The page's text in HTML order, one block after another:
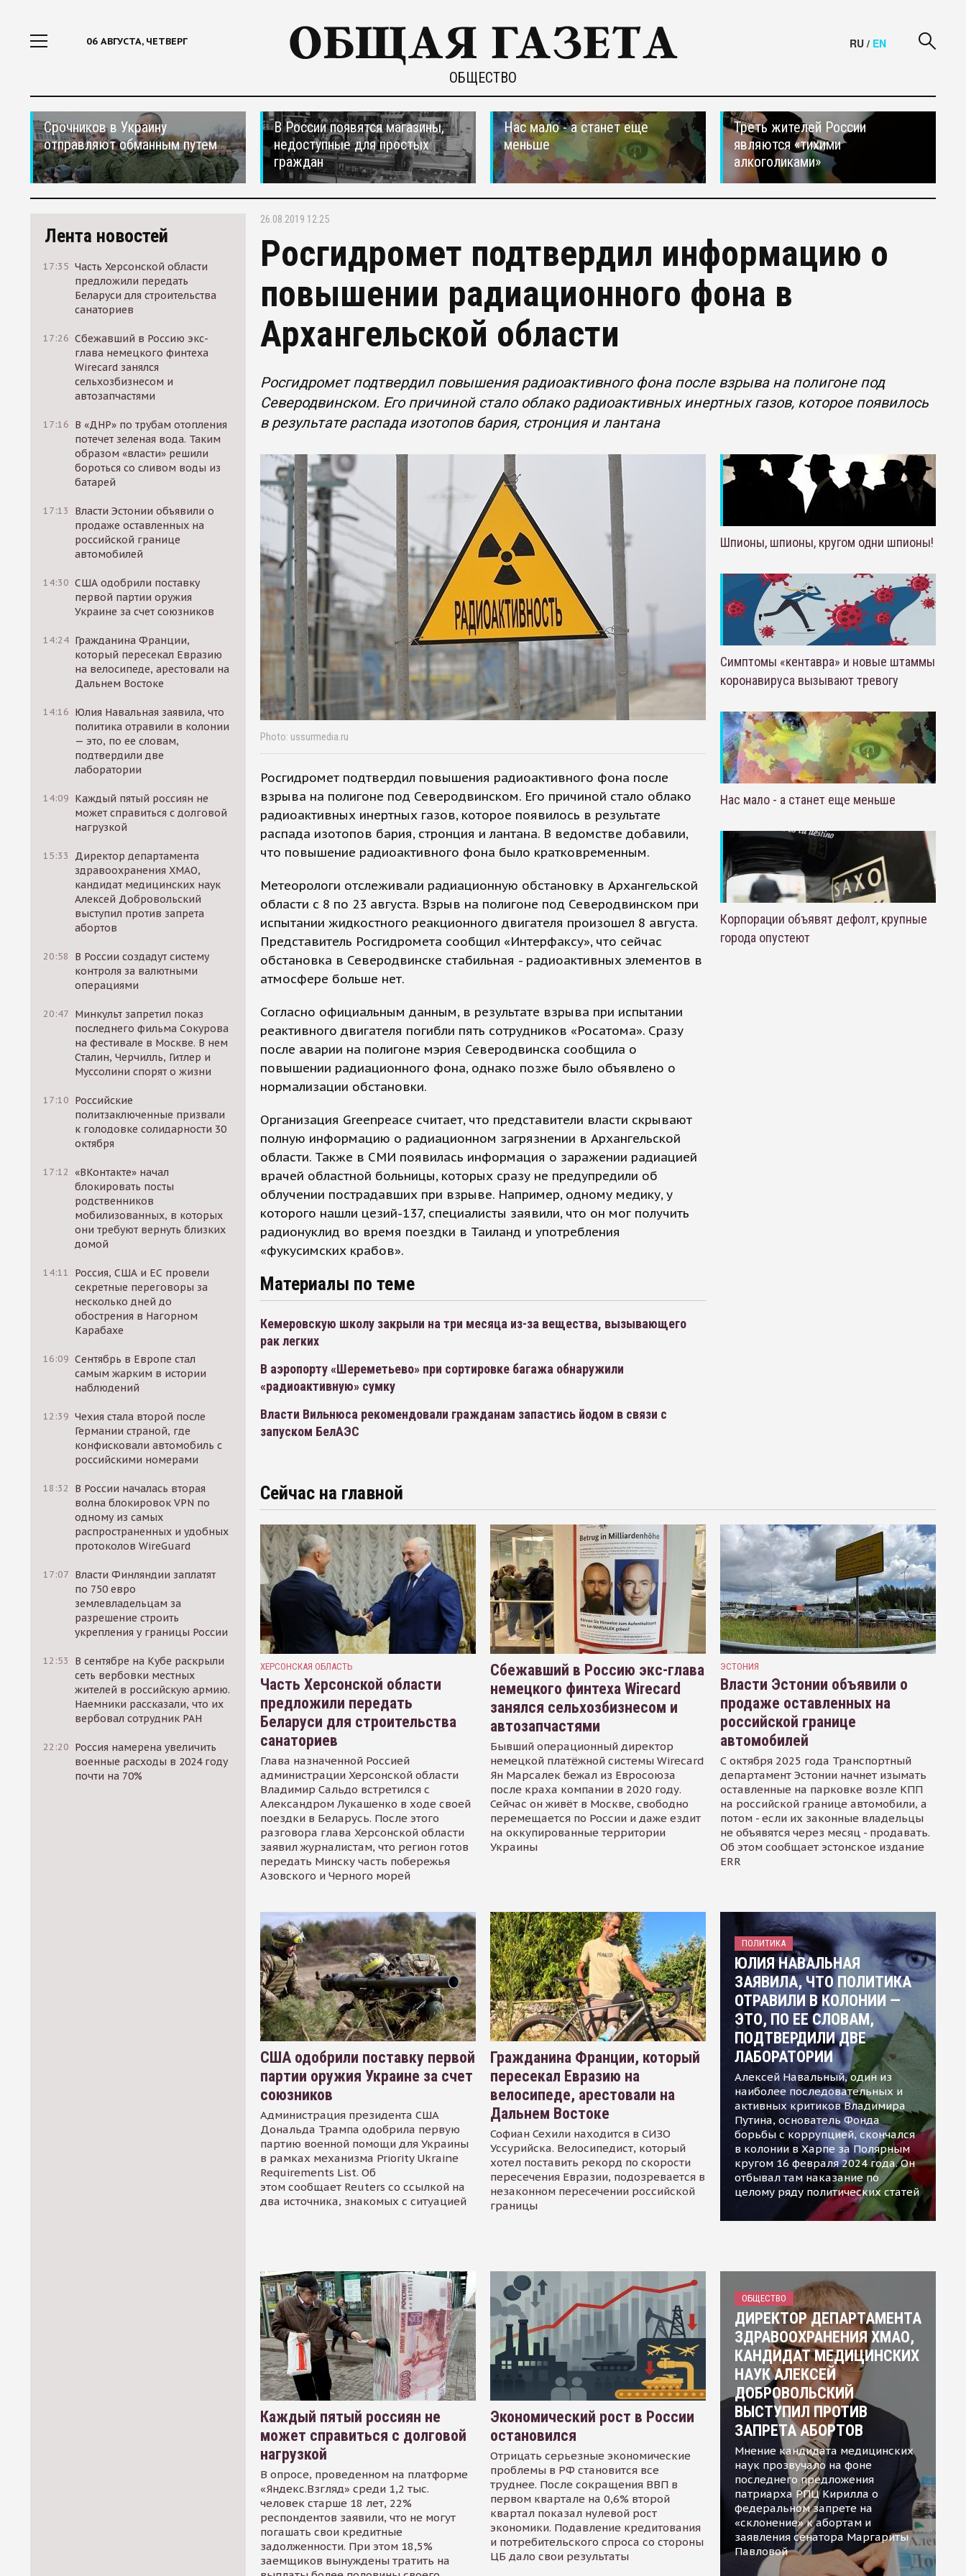
06 АВГУСТА, ЧЕТВЕРГ
ОБЩЕСТВО
RU / EN
Срочников в Украину
отправляют обманным путем
В России появятся магазины,
недоступные для простых
граждан
Нас мало - а станет еще
меньше
Треть жителей России
являются «тихими
алкоголиками»
Лента новостей
17:35 Часть Херсонской области
предложили передать
Беларуси для строительства
санаториев
17:26 Сбежавший в Россию экс-
глава немецкого финтеха
Wirecard занялся
сельхозбизнесом и
автозапчастями
17:16 В «ДНР» по трубам отопления
потечет зеленая вода. Таким
образом «власти» решили
бороться со сливом воды из
батарей
17:13
Власти Эстонии объявили о
продаже оставленных на
российской границе
автомобилей
14:30 США одобрили поставку
первой партии оружия
Украине за счет союзников
14:24 Гражданина Франции,
который пересекал Евразию
на велосипеде, арестовали на
Дальнем Востоке
14:16 Юлия Навальная заявила, что
политика отравили в колонии
— это, по ее словам,
подтвердили две
лаборатории
14:09 Каждый пятый россиян не
может справиться с долговой
нагрузкой
15:33
Директор департамента
здравоохранения ХМАО,
кандидат медицинских наук
Алексей Добровольский
выступил против запрета
абортов
20:58
В России создадут систему
контроля за валютными
операциями
20:47 Минкульт запретил показ
последнего фильма Сокурова
на фестивале в Москве. В нем
Сталин, Черчилль, Гитлер и
Муссолини спорят о жизни
17:10 Российские
политзаключенные призвали
к голодовке солидарности 30
октября
17:12 «ВКонтакте» начал
блокировать посты
родственников
мобилизованных, в которых
они требуют вернуть близких
домой
14:11
Россия, США и ЕС провели
секретные переговоры за
несколько дней до
обострения в Нагорном
Карабахе
16:09 Сентябрь в Европе стал
самым жарким в истории
наблюдений
12:39 Чехия стала второй после
Германии страной, где
конфисковали автомобиль с
российскими номерами
18:32
В России началась вторая
волна блокировок VPN по
одному из самых
распространенных и удобных
протоколов WireGuard
17:07 Власти Финляндии заплатят
по 750 евро
землевладельцам за
разрешение строить
укрепления у границы России
12:53
В сентябре на Кубе раскрыли
сеть вербовки местных
жителей в российскую армию.
Наемники рассказали, что их
вербовал сотрудник РАН
22:20 Россия намерена увеличить
военные расходы в 2024 году
почти на 70%
26.08.2019 12:25
Росгидромет подтвердил информацию о
повышении радиационного фона в
Архангельской области
Росгидромет подтвердил повышения радиоактивного фона после взрыва на полигоне под
Северодвинском. Его причиной стало облако радиоактивных инертных газов, которое появилось
в результате распада изотопов бария, стронция и лантана
Photo: ussurmedia.ru
Росгидромет подтвердил повышения радиоактивного фона после
взрыва на полигоне под Северодвинском. Его причиной стало облако
радиоактивных инертных газов, которое появилось в результате
распада изотопов бария, стронция и лантана. В ведомстве добавили,
что повышение радиоактивного фона было кратковременным.
Метеорологи отслеживали радиационную обстановку в Архангельской
области с 8 по 23 августа. Взрыв на полигоне под Северодвинском при
испытании жидкостного реакционного двигателя произошел 8 августа.
Представитель Росгидромета сообщил «Интерфаксу», что сейчас
обстановка в Северодвинске стабильная - радиоактивных элементов в
атмосфере больше нет.
Согласно официальным данным, в результате взрыва при испытании
реактивного двигателя погибли пять сотрудников «Росатома». Сразу
после аварии на полигоне мэрия Северодвинска сообщила о
повышении радиационного фона, однако позже было объявлено о
нормализации обстановки.
Организация Greenpeace считает, что представители власти скрывают
полную информацию о радиационном загрязнении в Архангельской
области. Также в СМИ появилась информация о заражении радиацией
врачей областной больницы, которых сразу не предупредили об
облучении пострадавших при взрыве. Например, одному медику, у
которого нашли цезий-137, специалисты заявили, что он мог получить
радионуклид во время поездки в Таиланд и употребления
«фукусимских крабов».
Материалы по теме
Кемеровскую школу закрыли на три месяца из-за вещества, вызывающего
рак легких
В аэропорту «Шереметьево» при сортировке багажа обнаружили
«радиоактивную» сумку
Власти Вильнюса рекомендовали гражданам запастись йодом в связи с
запуском БелАЭС
Шпионы, шпионы, кругом одни шпионы!
Симптомы «кентавра» и новые штаммы
коронавируса вызывают тревогу
Нас мало - а станет еще меньше
Корпорации объявят дефолт, крупные
города опустеют
Сейчас на главной
ХЕРСОНСКАЯ ОБЛАСТЬ
Часть Херсонской области
предложили передать
Беларуси для строительства
санаториев
Глава назначенной Россией
администрации Херсонской области
Владимир Сальдо встретился с
Александром Лукашенко в ходе своей
поездки в Беларусь. После этого
разговора глава Херсонской области
заявил журналистам, что регион готов
передать Минску часть побережья
Азовского и Черного морей
Сбежавший в Россию экс-глава
немецкого финтеха Wirecard
занялся сельхозбизнесом и
автозапчастями
Бывший операционный директор
немецкой платёжной системы Wirecard
Ян Марсалек бежал из Евросоюза
после краха компании в 2020 году.
Сейчас он живёт в Москве, свободно
перемещается по России и даже ездит
на оккупированные территории
Украины
ЭСТОНИЯ
Власти Эстонии объявили о
продаже оставленных на
российской границе
автомобилей
С октября 2025 года Транспортный
департамент Эстонии начнет изымать
оставленные на парковке возле КПП
на российской границе автомобили, а
потом - если их законные владельцы
не объявятся через месяц - продавать.
Об этом сообщает эстонское издание
ERR
США одобрили поставку первой
партии оружия Украине за счет
союзников
Администрация президента США
Дональда Трампа одобрила первую
партию военной помощи для Украины
в рамках механизма Priority Ukraine
Requirements List. Об
этом сообщает Reuters со ссылкой на
два источника, знакомых с ситуацией
Гражданина Франции, который
пересекал Евразию на
велосипеде, арестовали на
Дальнем Востоке
Софиан Сехили находится в СИЗО
Уссурийска. Велосипедист, который
хотел поставить рекорд по скорости
пересечения Евразии, подозревается в
незаконном пересечении российской
границы
ПОЛИТИКА
ЮЛИЯ НАВАЛЬНАЯ
ЗАЯВИЛА, ЧТО ПОЛИТИКА
ОТРАВИЛИ В КОЛОНИИ —
ЭТО, ПО ЕЕ СЛОВАМ,
ПОДТВЕРДИЛИ ДВЕ
ЛАБОРАТОРИИ
Алексей Навальный, один из
наиболее последовательных и
активных критиков Владимира
Путина, основатель Фонда
борьбы с коррупцией, скончался
в колонии в Харпе за Полярным
кругом 16 февраля 2024 года. Он
отбывал там наказание по
целому ряду политических статей
Каждый пятый россиян не
может справиться с долговой
нагрузкой
В опросе, проведенном на платформе
«Яндекс.Взгляд» среди 1,2 тыс.
человек старше 18 лет, 22%
респондентов заявили, что не могут
погашать свои кредитные
задолженности. При этом 18,5%
заемщиков вынуждены тратить на
Экономический рост в России
остановился
Отрицать серьезные экономические
проблемы в РФ становится все
труднее. После сокращения ВВП в
первом квартале на 0,6% второй
квартал показал нулевой рост
экономики. Подавление кредитования
и потребительского спроса со стороны
ЦБ дало свои результаты
ОБЩЕСТВО
ДИРЕКТОР ДЕПАРТАМЕНТА
ЗДРАВООХРАНЕНИЯ ХМАО,
КАНДИДАТ МЕДИЦИНСКИХ
НАУК АЛЕКСЕЙ
ДОБРОВОЛЬСКИЙ
ВЫСТУПИЛ ПРОТИВ
ЗАПРЕТА АБОРТОВ
Мнение кандидата медицинских
наук прозвучало на фоне
последнего предложения
патриарха РПЦ Кирилла о
федеральном запрете на
«склонение» к абортам и
заявления сенатора Маргариты
Павловой